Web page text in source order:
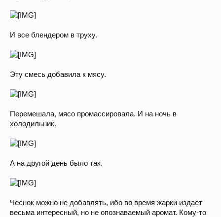
И все блендером в труху.
Эту смесь добавила к мясу.
Перемешала, мясо промассировала. И на ночь в
холодильник.
А на другой день было так.
Чеснок можно не добавлять, ибо во время жарки издает
весьма интересный, но не опознаваемый аромат. Кому-то